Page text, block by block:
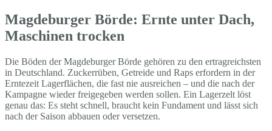
Magdeburger Börde: Ernte unter Dach,
Maschinen trocken
Die Böden der Magdeburger Börde gehören zu den ertragreichsten
in Deutschland. Zuckerrüben, Getreide und Raps erfordern in der
Erntezeit Lagerflächen, die fast nie ausreichen – und die nach der
Kampagne wieder freigegeben werden sollen. Ein Lagerzelt löst
genau das: Es steht schnell, braucht kein Fundament und lässt sich
nach der Saison abbauen oder versetzen.